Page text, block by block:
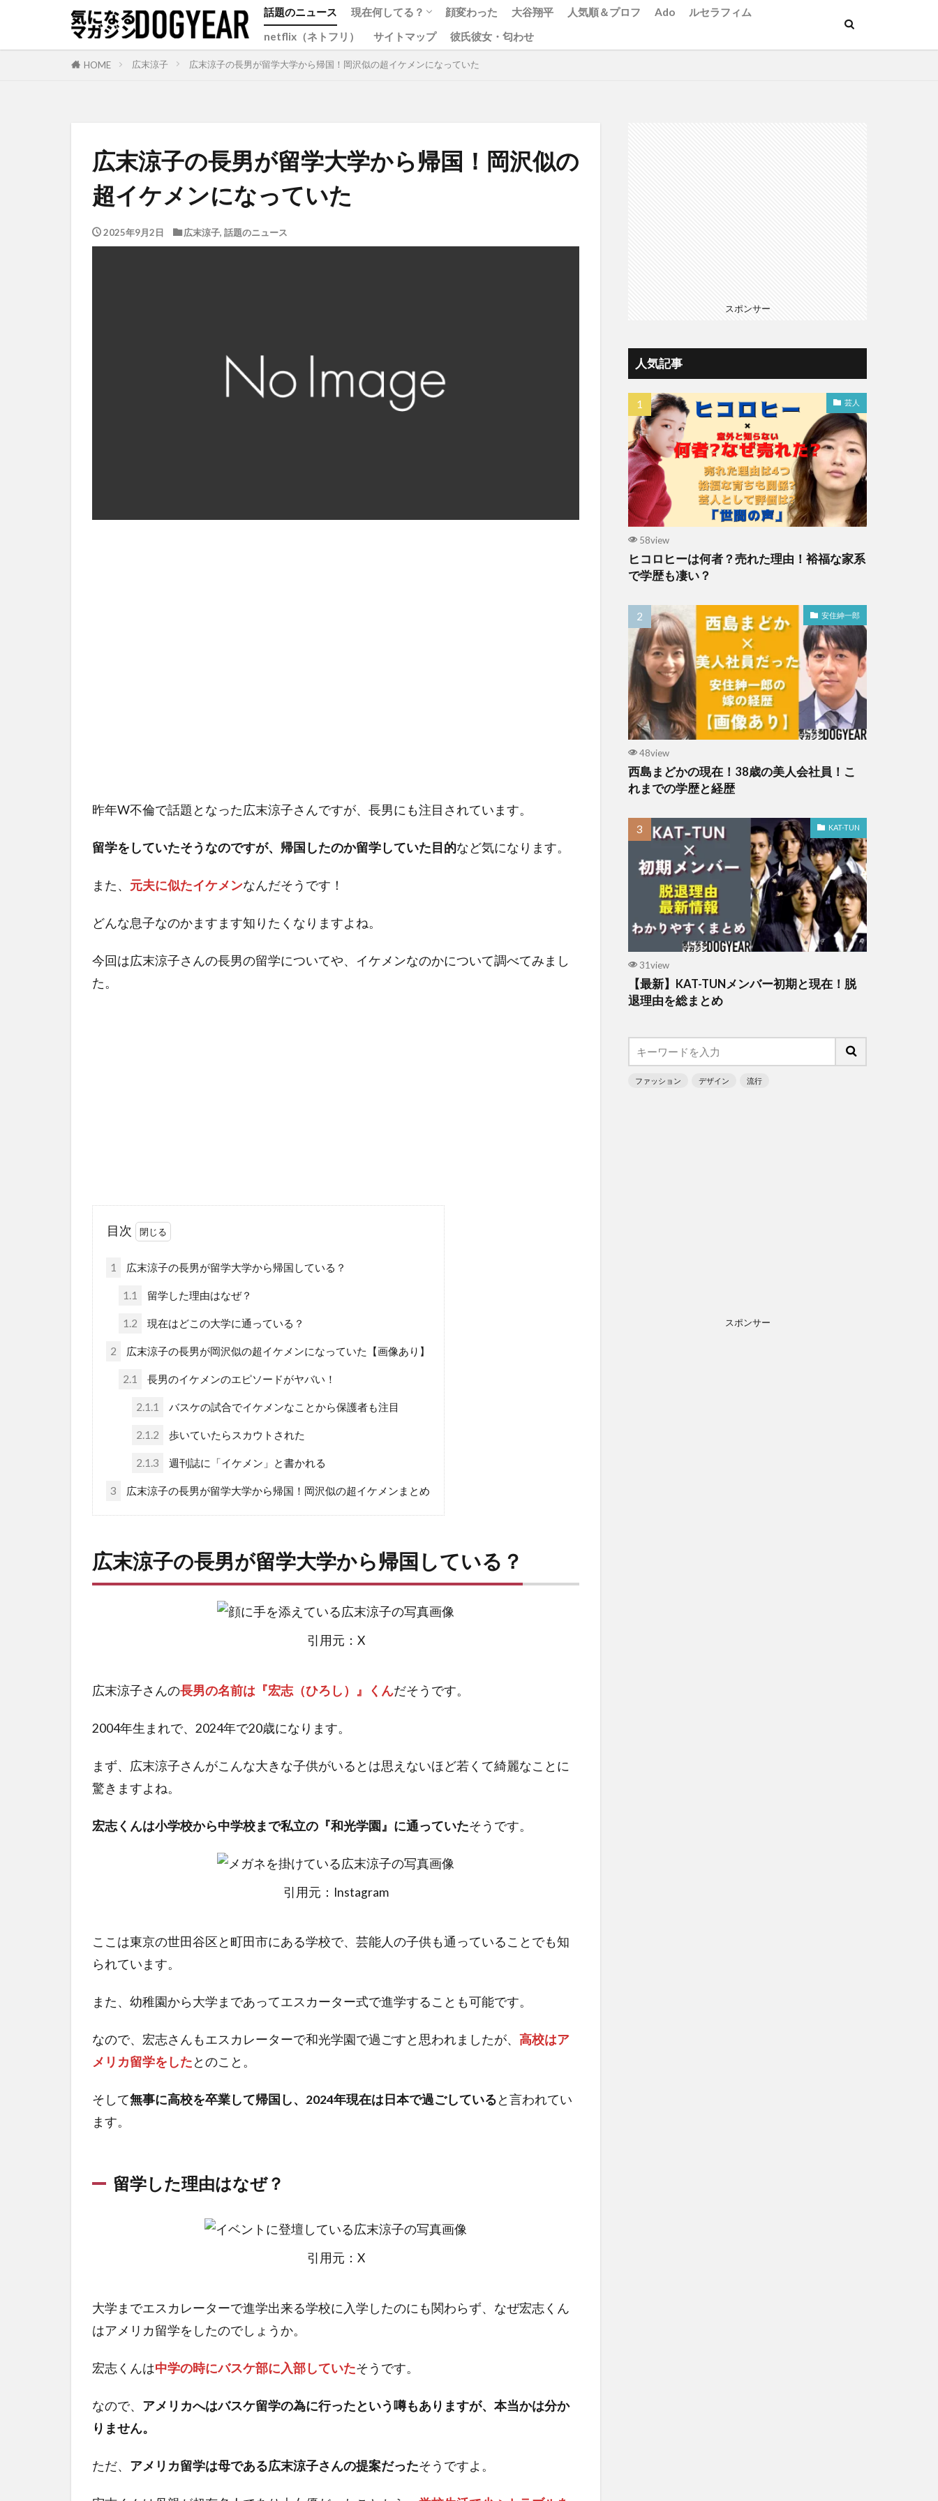
話題のニュース 現在何してる？
松本人志
ジャニーズ
顔変わった 大谷翔平 人気順＆プロフ Ado
ルセラフィム
netflix（ネトフリ）
サイトマップ 彼氏彼女・匂わせ
HOME 広末涼子 広末涼子の長男が留学大学から帰国！岡沢似の超イケメンになっていた
広末涼子の長男が留学大学から帰国！岡沢似の
超イケメンになっていた
2025年9月2日 広末涼子, 話題のニュース
昨年W不倫で話題となった広末涼子さんですが、長男にも注目されています。
留学をしていたそうなのですが、帰国したのか留学していた目的など気になります。
また、 元夫に似たイケメンなんだそうです！
どんな息子なのかますます知りたくなりますよね。
今回は広末涼子さんの長男の留学についてや、イケメンなのかについて調べてみまし
た。
目次
1 広末涼子の長男が留学大学から帰国している？
1.1 留学した理由はなぜ？
1.2 現在はどこの大学に通っている？
2 広末涼子の長男が岡沢似の超イケメンになっていた【画像あり】
2.1 長男のイケメンのエピソードがヤバい！
2.1.1 バスケの試合でイケメンなことから保護者も注目
2.1.2 歩いていたらスカウトされた
2.1.3 週刊誌に「イケメン」と書かれる
3 広末涼子の長男が留学大学から帰国！岡沢似の超イケメンまとめ
広末涼子の長男が留学大学から帰国している？
引用元：X
広末涼子さんの長男の名前は『宏志（ひろし）』くんだそうです。
2004年生まれで、2024年で20歳になります。
まず、広末涼子さんがこんな大きな子供がいるとは思えないほど若くて綺麗なことに
驚きますよね。
宏志くんは小学校から中学校まで私立の『和光学園』に通っていたそうです。
引用元：Instagram
ここは東京の世田谷区と町田市にある学校で、芸能人の子供も通っていることでも知
られています。
また、幼稚園から大学まであってエスカーター式で進学することも可能です。
なので、宏志さんもエスカレーターで和光学園で過ごすと思われましたが、 高校はア
メリカ留学をしたとのこと。
そして無事に高校を卒業して帰国し、2024年現在は日本で過ごしていると言われてい
ます。
留学した理由はなぜ？
引用元：X
大学までエスカレーターで進学出来る学校に入学したのにも関わらず、なぜ宏志くん
はアメリカ留学をしたのでしょうか。
宏志くんは中学の時にバスケ部に入部していたそうです。
なので、 アメリカへはバスケ留学の為に行ったという噂もありますが、本当かは分か
りません。
ただ、 アメリカ留学は母である広末涼子さんの提案だったそうですよ。
スポンサー
人気記事
芸人
58view
ヒコロヒーは何者？売れた理由！裕福な家系
で学歴も凄い？
安住紳一郎
48view
西島まどかの現在！38歳の美人会社員！こ
れまでの学歴と経歴
KAT-TUN
31view
【最新】KAT-TUNメンバー初期と現在！脱
退理由を総まとめ
ファッション デザイン 流行
スポンサー